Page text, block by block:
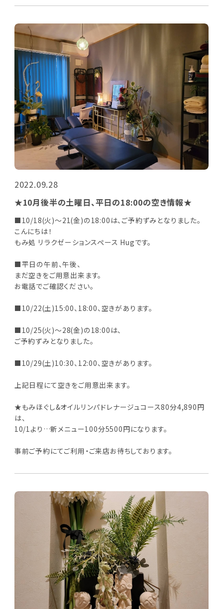
2022.09.28
★10月後半の土曜日、平日の18:00の空き情報★
■10/18(火)～21(金)の18:00は、ご予約ずみとなりました。
こんにちは！
もみ処 リラクゼーションスペース Hugです。
■平日の午前、午後、
まだ空きをご用意出来ます。
お電話でご確認ください。
■10/22(土)15:00、18:00、空きがあります。
■10/25(火)～28(金)の18:00は、
ご予約ずみとなりました。
■10/29(土)10:30、12:00、空きがあります。
上記日程にて空きをご用意出来ます。
★もみほぐし&オイルリンパドレナージュコース80分4,890円
は、
10/1より…新メニュー100分5500円になります。
事前ご予約にてご利用・ご来店お待ちしております。